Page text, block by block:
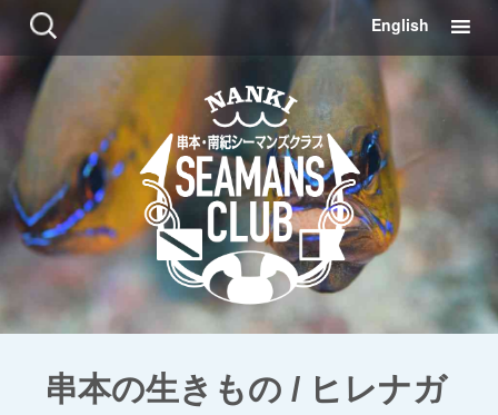
検
索:
コ
ン
ツ
に
English
串本の生きもの / ヒレナガ